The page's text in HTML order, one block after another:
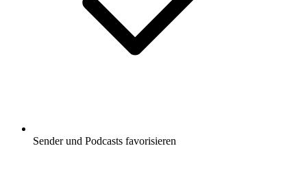
Sender und Podcasts favorisieren